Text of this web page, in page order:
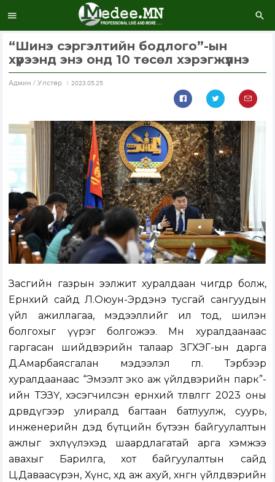
“Шинэ сэргэлтийн бодлого”-ын
хүрээнд энэ онд 10 төсөл хэрэгжүүлнэ
Aдмин / Улстөр 2023.05.25
Засгийн газрын ээлжит хуралдаан өчигдөр болж,
Ерөнхий сайд Л.Оюун-Эрдэнэ тусгай сангуудын
үйл ажиллагаа, мэдээллийг ил тод, шилэн
болгохыг үүрэг болгожээ. Мөн хуралдаанаас
гаргасан шийдвэрийн талаар ЗГХЭГ-ын дарга
Д.Амарбаясгалан мэдээлэл өглөө. Тэрбээр
хуралдаанаас “Эмээлт эко аж үйлдвэрийн парк”-
ийн ТЭЗҮ, хэсэгчилсэн ерөнхий төлөвлөгөөг 2023 оны
дөрөвдүгээр улиралд багтаан батлуулж, суурь,
инженерийн дэд бүтцийн бүтээн байгуулалтын
ажлыг эхлүүлэхэд шаардлагатай арга хэмжээ
авахыг Барилга, хот байгуулалтын сайд
Ц.Даваасүрэн, Хүнс, хөдөө аж ахуй, хөнгөн үйлдвэрийн